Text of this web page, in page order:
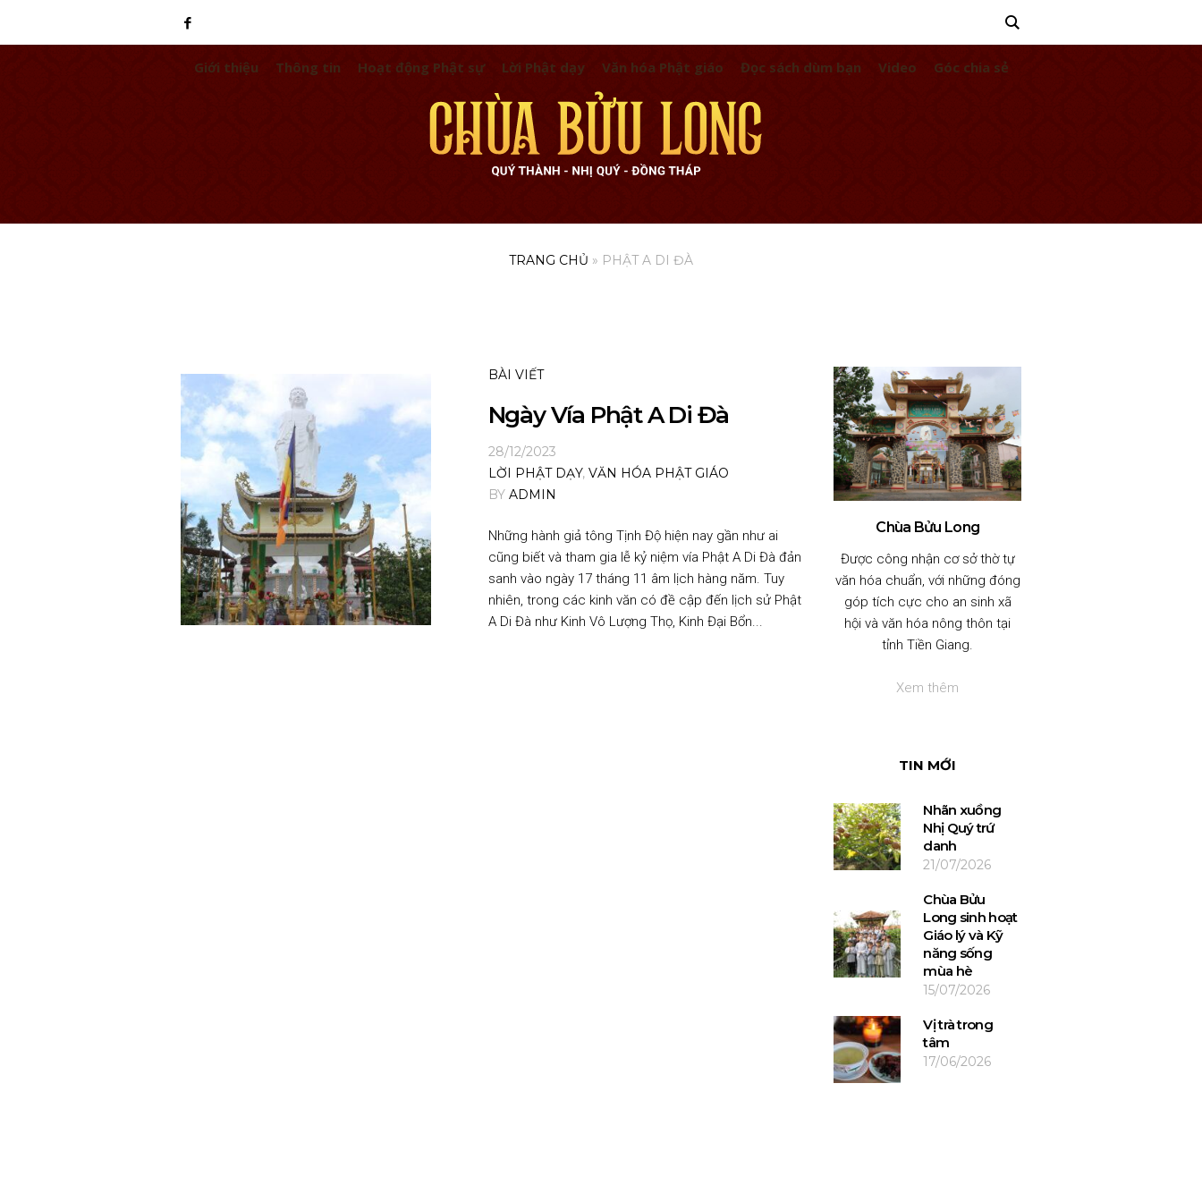
Giới thiệu Thông tin Hoạt động Phật sự Lời Phật dạy Văn hóa Phật giáo Đọc sách dùm bạn Video Góc chia sẻ
TRANG CHỦ » PHẬT A DI ĐÀ
BÀI VIẾT
Ngày Vía Phật A Di Đà
28/12/2023
LỜI PHẬT DẠY, VĂN HÓA PHẬT GIÁO
BY ADMIN
Những hành giả tông Tịnh Độ hiện nay gần như ai
cũng biết và tham gia lễ kỷ niệm vía Phật A Di Đà đản
sanh vào ngày 17 tháng 11 âm lịch hàng năm. Tuy
nhiên, trong các kinh văn có đề cập đến lịch sử Phật
A Di Đà như Kinh Vô Lượng Thọ, Kinh Đại Bổn...
Chùa Bửu Long
Được công nhận cơ sở thờ tự
văn hóa chuẩn, với những đóng
góp tích cực cho an sinh xã
hội và văn hóa nông thôn tại
tỉnh Tiền Giang.
Xem thêm
TIN MỚI
Nhãn xuồng
Nhị Quý trứ
danh
21/07/2026
Chùa Bửu
Long sinh hoạt
Giáo lý và Kỹ
năng sống
mùa hè
15/07/2026
Vị trà trong
tâm
17/06/2026